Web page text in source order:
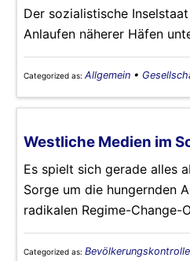
Der sozialistische
Anlaufen näherer Häfen
Categorized as: Allgemein •
Westliche Medien im
Es spielt sich gerade alles
Sorge um die hungernden
radikalen Regime-Change-
Categorized as: Bevölkerungskontrolle